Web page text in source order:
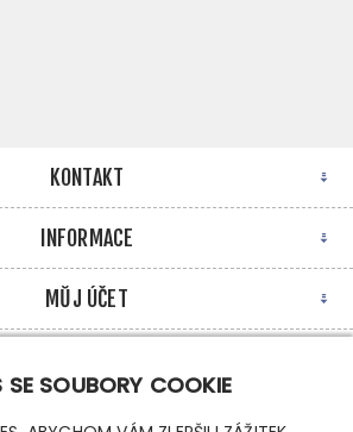
KONTAKT
INFORMACE
MŮJ ÚČET
SE SOUBORY COOKIE